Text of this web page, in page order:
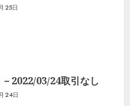
25日
－2022/03/24取引なし
24日